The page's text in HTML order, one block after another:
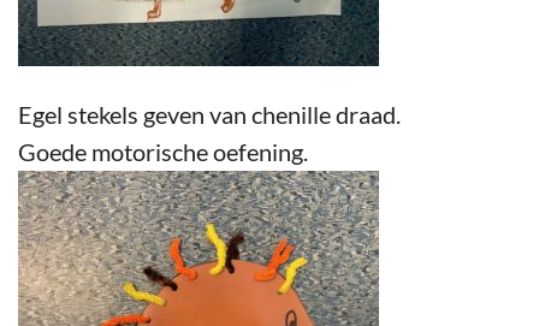
Egel stekels geven van chenille draad.
Goede motorische oefening.